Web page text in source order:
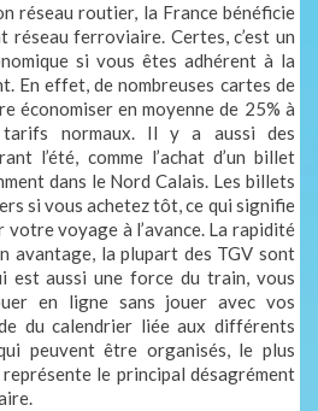
réseau routier, la France bénéficie
réseau ferroviaire. Certes, c’est un
si vous êtes adhérent à la
En effet, de nombreuses cartes de
économiser en moyenne de 25% à
normaux. Il y a aussi des
l’été, comme l’achat d’un billet
dans le Nord Calais. Les billets
si vous achetez tôt, ce qui signifie
votre voyage à l’avance. La rapidité
avantage, la plupart des TGV sont
est aussi une force du train, vous
en ligne sans jouer avec vos
du calendrier liée aux différents
peuvent être organisés, le plus
le principal désagrément